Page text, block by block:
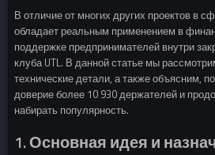
В отличие от многих других проектов в
обладает реальным применением в
поддержке предпринимателей внутри
клуба UTL. В данной статье мы
технические детали, а также объясним,
доверие более 10 930 держателей и
набирать популярность.
1. Основная идея и